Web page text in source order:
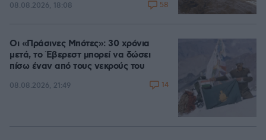
08.08.2026, 18:08 58
Οι «Πράσινες Μπότες»: 30 χρόνια
μετά, το Έβερεστ μπορεί να δώσει
πίσω έναν από τους νεκρούς του
08.08.2026, 21:49 14